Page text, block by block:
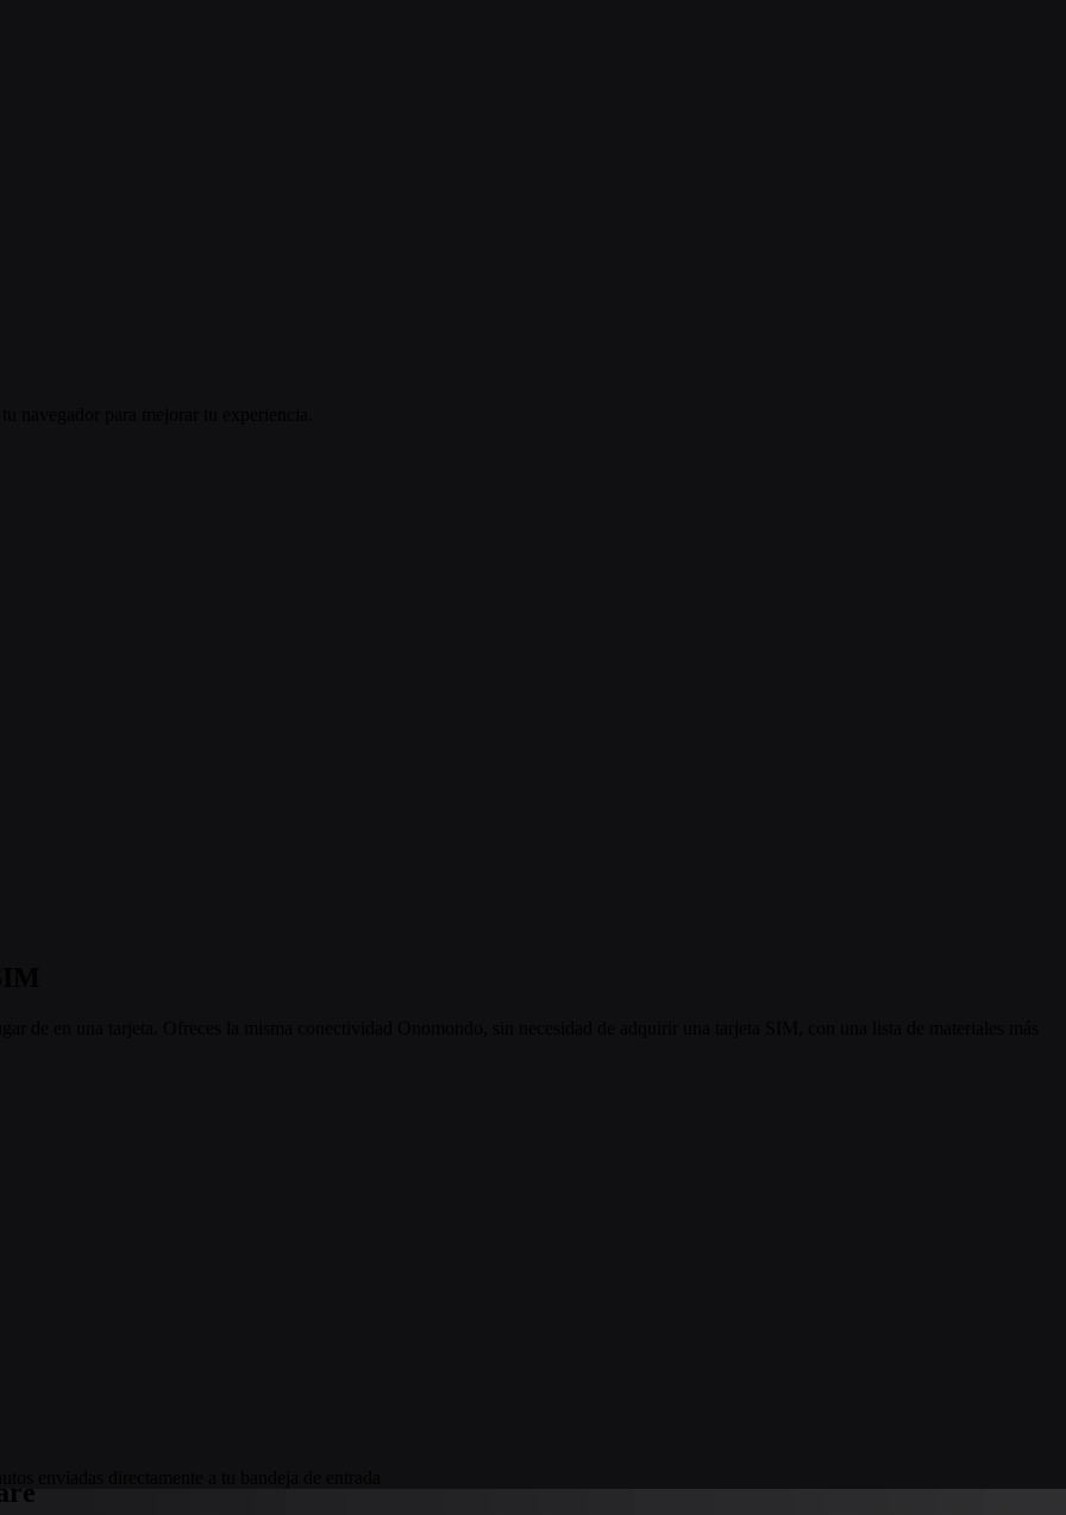
de en una tarjeta. Ofreces la misma conectividad Onomondo, sin necesidad de adquirir una tarjeta SIM, con una lista de materiales más